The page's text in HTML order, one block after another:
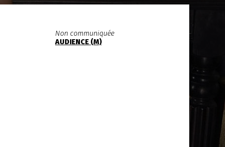
Non communiquée
AUDIENCE (M)